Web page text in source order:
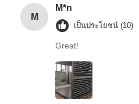
M
M*n
เป็นประโยชน์ (10)
Great!